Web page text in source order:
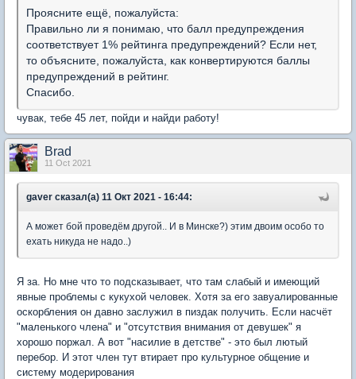
Проясните ещё, пожалуйста:
Правильно ли я понимаю, что балл предупреждения
соответствует 1% рейтинга предупреждений? Если нет,
то объясните, пожалуйста, как конвертируются баллы
предупреждений в рейтинг.
Спасибо.
чувак, тебе 45 лет, пойди и найди работу!
Brad
11 Oct 2021
gaver сказал(а) 11 Окт 2021 - 16:44:
А может бой проведём другой.. И в Минске?) этим двоим особо то
ехать никуда не надо..)
Я за. Но мне что то подсказывает, что там слабый и имеющий
явные проблемы с кукухой человек. Хотя за его завуалированные
оскорбления он давно заслужил в пиздак получить. Если насчёт
"маленького члена" и "отсутствия внимания от девушек" я
хорошо поржал. А вот "насилие в детстве" - это был лютый
перебор. И этот член тут втирает про культурное общение и
систему модерирования